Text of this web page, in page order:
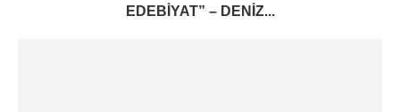
EDEBIYAT” – DENIZ...